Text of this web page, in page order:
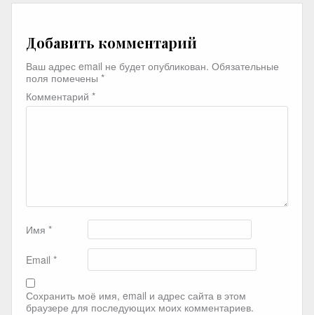
Добавить комментарий
Ваш адрес email не будет опубликован. Обязательные
поля помечены *
Комментарий *
Имя *
Email *
Сохранить моё имя, email и адрес сайта в этом
браузере для последующих моих комментариев.